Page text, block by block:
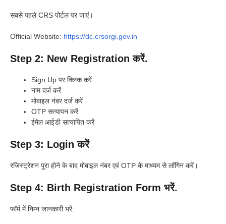
सबसे पहले CRS पोर्टल पर जाएं।
Official Website: https://dc.crsorgi.gov.in
Step 2: New Registration करें.
Sign Up पर क्लिक करें
नाम दर्ज करें
मोबाइल नंबर दर्ज करें
OTP सत्यापन करें
ईमेल आईडी सत्यापित करें
Step 3: Login करें
रजिस्ट्रेशन पूरा होने के बाद मोबाइल नंबर एवं OTP के माध्यम से लॉगिन करें।
Step 4: Birth Registration Form भरें.
फॉर्म में निम्न जानकारी भरें: